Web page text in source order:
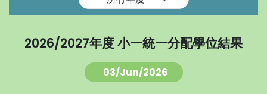
2026/2027年度 小一統一分配學位結果
03/Jun/2026